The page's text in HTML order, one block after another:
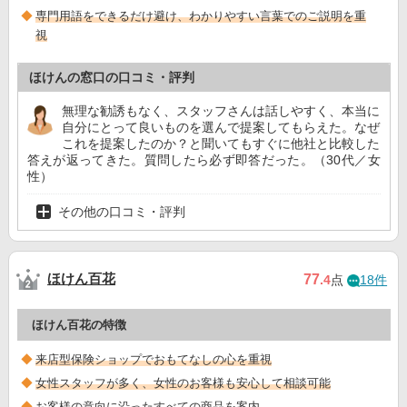
専門用語をできるだけ避け、わかりやすい言葉でのご説明を重
視
ほけんの窓口の口コミ・評判
無理な勧誘もなく、スタッフさんは話しやすく、本当に
自分にとって良いものを選んで提案してもらえた。なぜ
これを提案したのか？と聞いてもすぐに他社と比較した
答えが返ってきた。質問したら必ず即答だった。（30代／女
性）
その他の口コミ・評判
ほけん百花 77.4点 18件
ほけん百花の特徴
来店型保険ショップでおもてなしの心を重視
女性スタッフが多く、女性のお客様も安心して相談可能